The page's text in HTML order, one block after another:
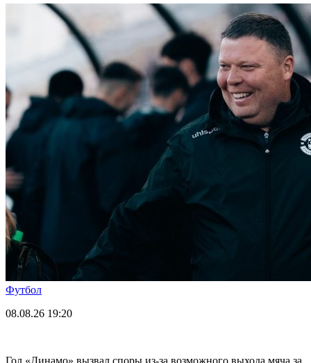
Футбол
08.08.26 19:20
Гол «Динамо» вызвал споры из-за возможного выхода мяча за